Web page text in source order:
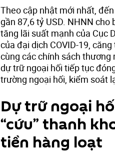
Theo cập nhật mới nhất,
gần 87,6 tỷ USD. NHNN
tăng lãi suất mạnh của Cục
của đại dịch COVID-19,
cùng các chính sách thương
dự trữ ngoại hối tiếp tục
trường ngoại hối, kiểm soát
Dự trữ ngoại
“cứu” thanh
tiền hàng loạt